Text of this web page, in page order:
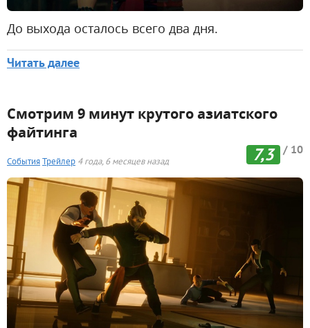
До выхода осталось всего два дня.
Читать далее
Смотрим 9 минут крутого азиатского
файтинга
7,3 / 10
СобытияТрейлер 4 года, 6 месяцев назад